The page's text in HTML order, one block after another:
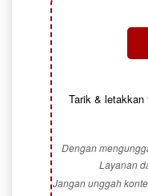
Tarik &
Dengan
Layanan
Jangan unggah